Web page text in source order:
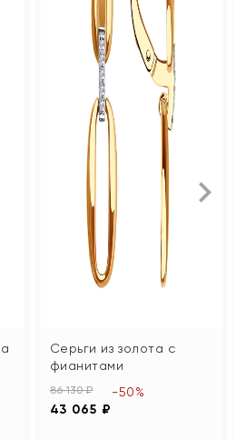
Серьги из золота с
фианитами
86 130 ₽
43 065 ₽
-50%